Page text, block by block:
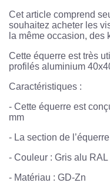
Cet article comprend
souhaitez acheter les
la même occasion, des
Cette équerre est très
profilés aluminium
Caractéristiques :
- Cette équerre est
mm
- La section de
- Couleur : Gris alu RAL
- Matériau : GD-Zn